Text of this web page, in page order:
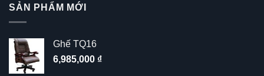
SẢN PHẨM MỚI
Ghế TQ16
6,985,000 ₫